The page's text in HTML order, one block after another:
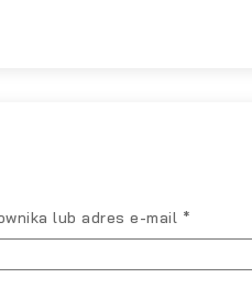
lub adres e-mail *